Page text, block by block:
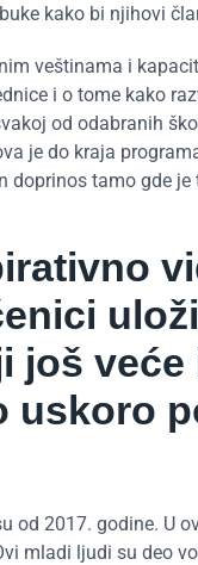
kako bi njihovi
veštinama i
i o tome kako
od odabranih
je do kraja
tamo gde je
još
uskoro
od 2017. godine. U
mladi ljudi su deo